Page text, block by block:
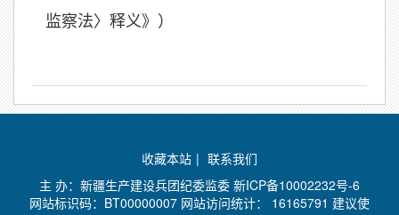
监察法〉释义》）
收藏本站 | 联系我们
主 办：新疆生产建设兵团纪委监委 新ICP备10002232号-6
网站标识码：BT00000007 网站访问统计： 16165791 建议使